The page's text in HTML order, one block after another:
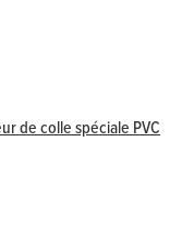
de colle spéciale PVC